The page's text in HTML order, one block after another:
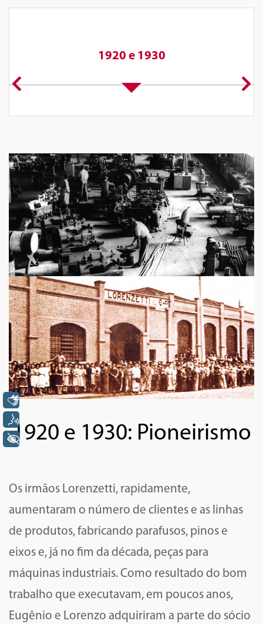
1920 e 1930
1920 e 1930: Pioneirismo
Os irmãos Lorenzetti, rapidamente,
aumentaram o número de clientes e as linhas
de produtos, fabricando parafusos, pinos e
eixos e, já no fim da década, peças para
máquinas industriais. Como resultado do bom
trabalho que executavam, em poucos anos,
Eugênio e Lorenzo adquiriram a parte do sócio
Libras
+ Acessibilidade